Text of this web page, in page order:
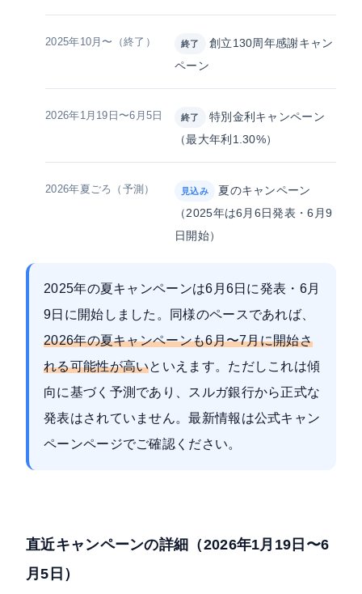
2025年10月〜（終了） 終了
創立130周年感謝キャン
ペーン
2026年1月19日〜6月5日 終了
特別金利キャンペーン
（最大年利1.30%）
2026年夏ごろ（予測） 見込み
夏のキャンペーン
（2025年は6月6日発表・6月9
日開始）
2025年の夏キャンペーンは6月6日に発表・6月
9日に開始しました 。同様のペースであれば、
2026年の夏キャンペーンも6月〜7月に開始さ
れる可能性が高いといえます。ただしこれは傾
向に基づく予測であり、スルガ銀行から正式な
発表はされていません。最新情報は公式キャン
ペーンページでご確認ください。
直近キャンペーンの詳細（2026年1月19日〜6
月5日）